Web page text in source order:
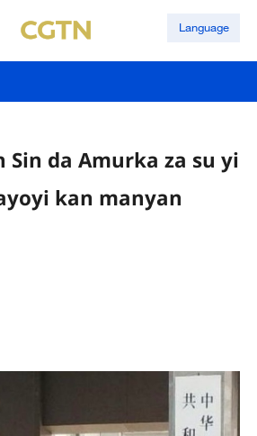
Language
Sin da Amurka za su yi
kan manyan